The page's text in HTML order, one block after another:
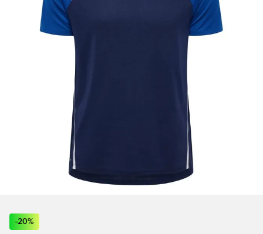
-20%